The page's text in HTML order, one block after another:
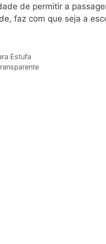
de permitir a
faz com que seja a
Estufa